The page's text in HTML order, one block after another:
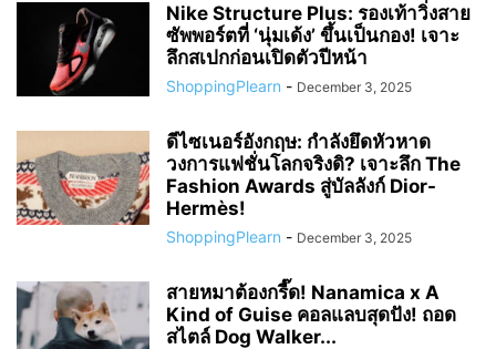
Nike Structure Plus: รองเท้าวิ่งสาย
ซัพพอร์ตที่ ‘นุ่มเด้ง’ ขึ้นเป็นกอง! เจาะ
ลึกสเปกก่อนเปิดตัวปีหน้า
ShoppingPlearn - December 3, 2025
ดีไซเนอร์อังกฤษ: กำลังยึดหัวหาด
วงการแฟชั่นโลกจริงดิ? เจาะลึก The
Fashion Awards สู่บัลลังก์ Dior-
Hermès!
ShoppingPlearn - December 3, 2025
สายหมาต้องกรี๊ด! Nanamica x A
Kind of Guise คอลแลบสุดปัง! ถอด
สไตล์ Dog Walker...